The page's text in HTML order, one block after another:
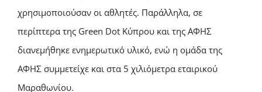
χρησιμοποιούσαν οι αθλητές. Παράλληλα, σε
περίπτερα της Green Dot Κύπρου και της ΑΦΗΣ
διανεμήθηκε ενημερωτικό υλικό, ενώ η ομάδα της
ΑΦΗΣ συμμετείχε και στα 5 χιλιόμετρα εταιρικού
Μαραθωνίου.